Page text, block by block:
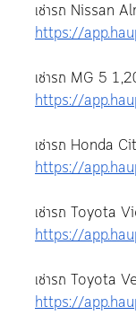
เช่ารถ Nissan
https://
เช่ารถ MG 5
https://
เช่ารถ Honda
https://
เช่ารถ Toyota
https://
เช่ารถ Toyota
https://